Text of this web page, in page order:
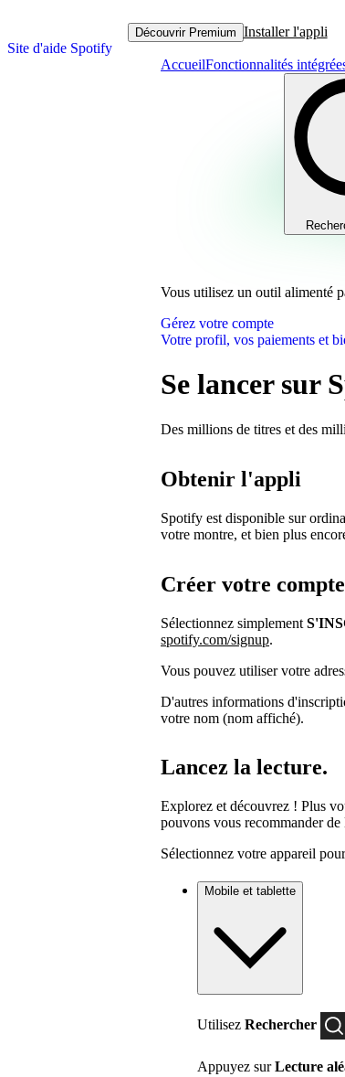
Site d'aide Spotify
Découvrir Premium Installer l'appli
AccueilFonctionnalités
Vous utilisez un outil alimenté
Gérez votre compte
Votre profil, vos paiements et
Se lancer sur
Des millions de titres et des
Obtenir l'appli
Spotify est disponible sur
votre montre, et bien plus
Créer votre compte
Sélectionnez simplement
spotify.com/signup.
Vous pouvez utiliser votre
D'autres informations
votre nom (nom affiché).
Lancez la lecture.
Explorez et découvrez ! Plus
pouvons vous recommander de
Sélectionnez votre appareil
Mobile et tablette
Utilisez Rechercher
Appuyez surLecture